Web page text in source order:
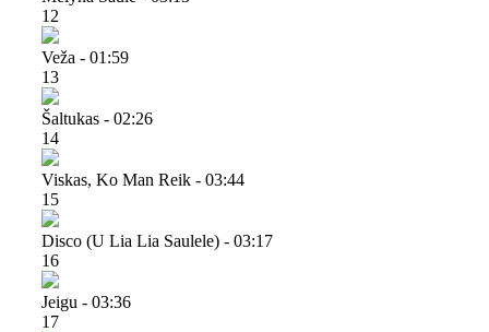
12
Veža - 01:59
13
Šaltukas - 02:26
14
Viskas, Ko Man Reik - 03:44
15
Disco (u Lia Lia Saulele) - 03:17
16
Jeigu - 03:36
17